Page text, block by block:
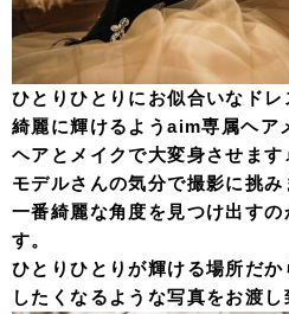
ひとりひとりにお似合いなド
綺麗に輝けるようaim専属ヘア
ヘアとメイクで大変身させます
モデルさんの気分で撮影に挑み
一番綺麗な角度を見つけ出す
す。
ひとりひとりが輝ける場所だ
したくなるような写真をお渡し